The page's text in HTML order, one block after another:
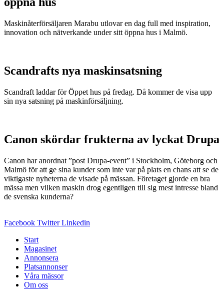
Maskinåterförsäljaren Marabu utlovar en dag full med inspiration,
innovation och nätverkande under sitt öppna hus i Malmö.
Scandrafts nya maskinsatsning
Scandraft laddar för Öppet hus på fredag. Då kommer de visa upp
sin nya satsning på maskinförsäljning.
Canon skördar frukterna av lyckat Drupa
Canon har anordnat ”post Drupa-event” i Stockholm, Göteborg och
Malmö för att ge sina kunder som inte var på plats en chans att se de
viktigaste nyheterna de visade på mässan. Företaget gjorde en bra
mässa men vilken maskin drog egentligen till sig mest intresse bland
de svenska kunderna?
Facebook Twitter Linkedin
Start
Magasinet
Annonsera
Platsannonser
Våra mässor
Om oss